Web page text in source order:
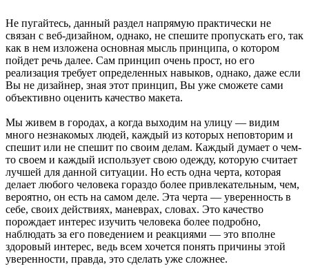
Не пугайтесь, данный раздел напрямую практически не
связан с веб-дизайном, однако, не спешите пропускать его, так
как в нем изложена основная мысль принципа, о котором
пойдет речь далее. Сам принцип очень прост, но его
реализация требует определенных навыков, однако, даже если
Вы не дизайнер, зная этот принцип, Вы уже сможете сами
объективно оценить качество макета.
Мы живем в городах, а когда выходим на улицу — видим
много незнакомых людей, каждый из которых неповторим и
спешит или не спешит по своим делам. Каждый думает о чем-
то своем и каждый использует свою одежду, которую считает
лучшей для данной ситуации. Но есть одна черта, которая
делает любого человека гораздо более привлекательным, чем,
вероятно, он есть на самом деле. Эта черта — уверенность в
себе, своих действиях, маневрах, словах. Это качество
порождает интерес изучить человека более подробно,
наблюдать за его поведением и реакциями — это вполне
здоровый интерес, ведь всем хочется понять причины этой
уверенности, правда, это сделать уже сложнее.